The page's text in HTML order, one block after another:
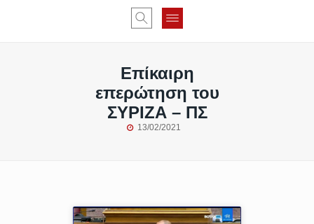
Επίκαιρη
επερώτηση του
ΣΥΡΙΖΑ – ΠΣ
13/02/2021